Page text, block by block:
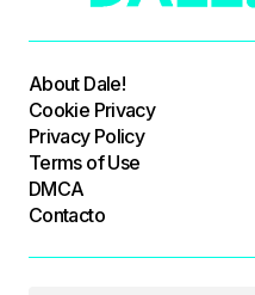
About Dale!
Cookie Privacy
Privacy Policy
Terms of Use
DMCA
Contacto